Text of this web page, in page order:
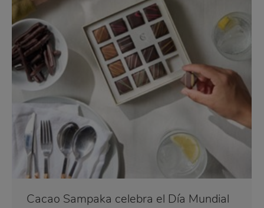
Cacao Sampaka celebra el Día Mundial